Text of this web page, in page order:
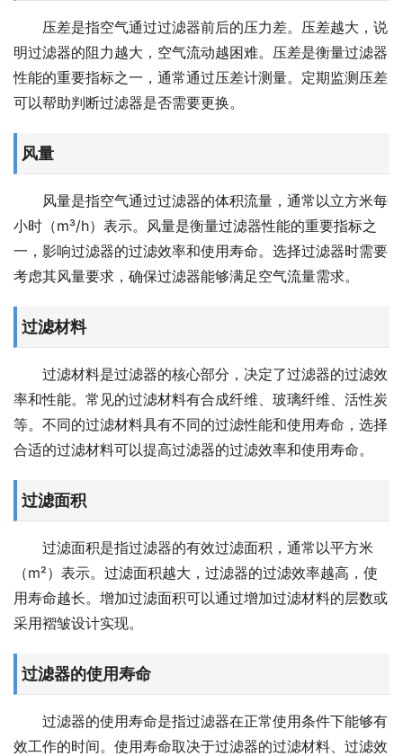
压差是指空气通过过滤器前后的压力差。压差越大，说
明过滤器的阻力越大，空气流动越困难。压差是衡量过滤器
性能的重要指标之一，通常通过压差计测量。定期监测压差
可以帮助判断过滤器是否需要更换。
风量
风量是指空气通过过滤器的体积流量，通常以立方米每
小时（m³/h）表示。风量是衡量过滤器性能的重要指标之
一，影响过滤器的过滤效率和使用寿命。选择过滤器时需要
考虑其风量要求，确保过滤器能够满足空气流量需求。
过滤材料
过滤材料是过滤器的核心部分，决定了过滤器的过滤效
率和性能。常见的过滤材料有合成纤维、玻璃纤维、活性炭
等。不同的过滤材料具有不同的过滤性能和使用寿命，选择
合适的过滤材料可以提高过滤器的过滤效率和使用寿命。
过滤面积
过滤面积是指过滤器的有效过滤面积，通常以平方米
（m²）表示。过滤面积越大，过滤器的过滤效率越高，使
用寿命越长。增加过滤面积可以通过增加过滤材料的层数或
采用褶皱设计实现。
过滤器的使用寿命
过滤器的使用寿命是指过滤器在正常使用条件下能够有
效工作的时间。使用寿命取决于过滤器的过滤材料、过滤效